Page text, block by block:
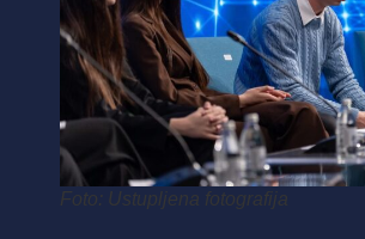
Foto: Ustupljena fotografija